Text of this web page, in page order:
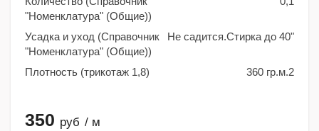
"Номенклатура" (Общие))
Усадка и уход (Справочник
"Номенклатура" (Общие))
Не садится.Стирка до 40"
Плотность (трикотаж 1,8) 360 гр.м.2
350 руб / м